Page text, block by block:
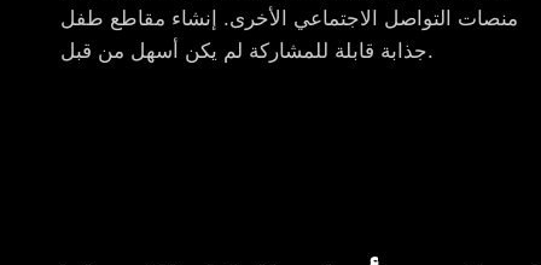
منصات التواصل الاجتماعي الأخرى. إنشاء مقاطع طفل
جذابة قابلة للمشاركة لم يكن أسهل من قبل.